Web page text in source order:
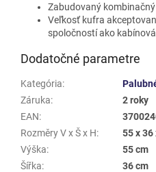
Zabudovaný
Veľkosť kufra
spoločností ako
Dodatočné parametre
Kategória:
Záruka:
2 roky
EAN:
Rozměry V x Š x H:
55 x 36
Výška:
55 cm
Šířka:
36 cm